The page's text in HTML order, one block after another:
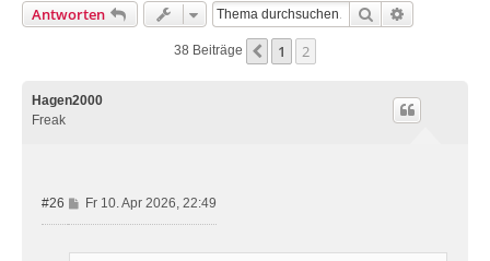
Antworten Suche
38 Beiträge Vorherige
1 2
Hagen2000
Freak
#26
B
e
Fr 10. Apr 2026, 22:49